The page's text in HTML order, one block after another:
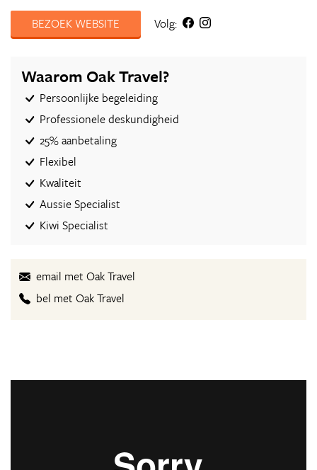
BEZOEK WEBSITE
Volg:
Waarom Oak Travel?
Persoonlijke begeleiding
Professionele deskundigheid
25% aanbetaling
Flexibel
Kwaliteit
Aussie Specialist
Kiwi Specialist
email met Oak Travel
bel met Oak Travel